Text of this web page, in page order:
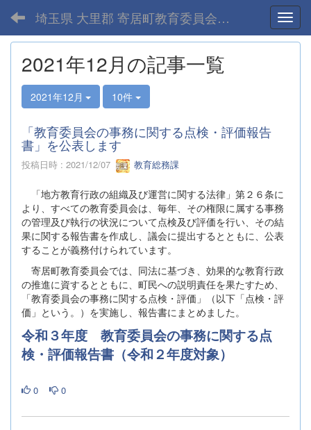
埼玉県 大里郡 寄居町教育委員会-home
2021年12月の記事一覧
2021年12月 10件
「教育委員会の事務に関する点検・評価報告
書」を公表します
投稿日時 : 2021/12/07 教育総務課
「地方教育行政の組織及び運営に関する法律」第２６条に
より、すべての教育委員会は、毎年、その権限に属する事務
の管理及び執行の状況について点検及び評価を行い、その結
果に関する報告書を作成し、議会に提出するとともに、公表
することが義務付けられています。
寄居町教育委員会では、同法に基づき、効果的な教育行政
の推進に資するとともに、町民への説明責任を果たすため、
「教育委員会の事務に関する点検・評価」（以下「点検・評
価」という。）を実施し、報告書にまとめました。
令和３年度 教育委員会の事務に関する点
検・評価報告書（令和２年度対象）
0 0